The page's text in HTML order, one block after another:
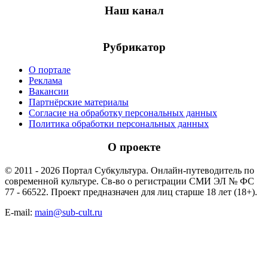
Наш канал
Рубрикатор
О портале
Реклама
Вакансии
Партнёрские материалы
Согласие на обработку персональных данных
Политика обработки персональных данных
О проекте
© 2011 - 2026 Портал Субкультура. Онлайн-путеводитель по
современной культуре. Св-во о регистрации СМИ ЭЛ № ФС
77 - 66522. Проект предназначен для лиц старше 18 лет (18+).
E-mail: main@sub-cult.ru